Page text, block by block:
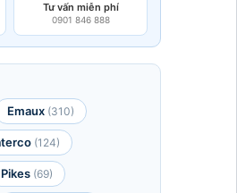
Tư vấn miễn phí
0901 846 888
Emaux (310)
(124)
Pikes (69)